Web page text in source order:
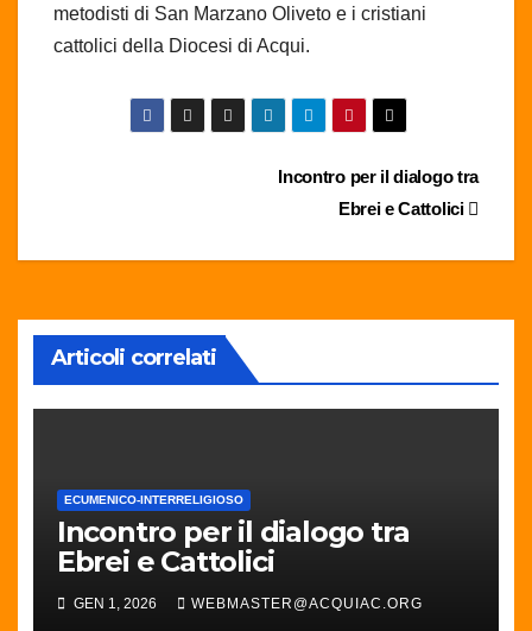
metodisti di San Marzano Oliveto e i cristiani
cattolici della Diocesi di Acqui.
Incontro per il dialogo tra
Ebrei e Cattolici
Articoli correlati
ECUMENICO-INTERRELIGIOSO
Incontro per il dialogo tra
Ebrei e Cattolici
GEN 1, 2026 WEBMASTER@ACQUIAC.ORG